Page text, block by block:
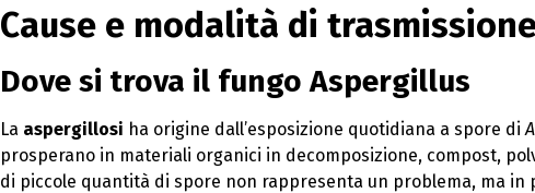
Cause e modalità di
Dove si trova il fungo Aspergillus
La aspergillosi ha origine dall’esposizione quotidiana a spore di
prosperano in materiali organici in decomposizione, compost,
di piccole quantità di spore non rappresenta un problema, ma